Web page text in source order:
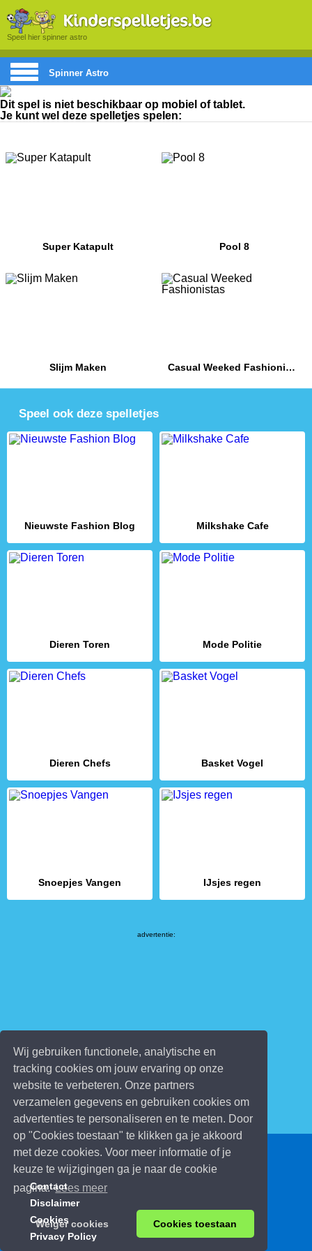
Wij gebruiken functionele, analytische en
tracking cookies om jouw ervaring op onze
website te verbeteren. Onze partners
verzamelen gegevens en gebruiken cookies om
advertenties te personaliseren en te meten. Door
op "Cookies toestaan" te klikken ga je akkoord
met deze cookies. Voor meer informatie of je
keuze te wijzigingen ga je naar de cookie
pagina.Lees meer
Weiger cookies Cookies toestaan
Speel hier spinner astro
Spinner Astro
Dit spel is niet beschikbaar op mobiel of tablet.
Je kunt wel deze spelletjes spelen:
Super Katapult Pool 8
Slijm Maken Casual Weeked Fashionistas
Speel ook deze spelletjes
Nieuwste Fashion Blog Milkshake Cafe
Dieren Toren Mode Politie
Dieren Chefs Basket Vogel
Snoepjes Vangen IJsjes regen
advertentie:
© 2026 Kinderspelletjes.be
Contact
Disclaimer
Cookies
Privacy Policy